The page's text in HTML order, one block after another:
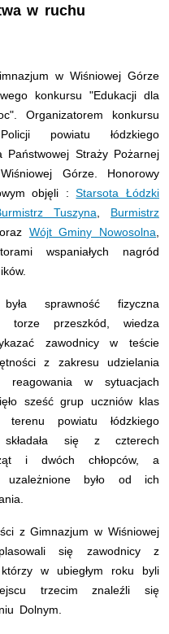
w ruchu
w Wiśniowej Górze
konkursu "Edukacji dla
Organizatorem konkursu
powiatu łódzkiego
Państwowej Straży Pożarnej
Górze. Honorowy
objęli :Starsota Łódzki
Tuszyna
Burmistrz
oraz Wójt Gminy Nowosolna
wspaniałych nagród
sprawność fizyczna
torze przeszkód, wiedza
zawodnicy w teście
z zakresu udzielania
reagowania w sytuacjach
sześć grup uczniów klas
powiatu łódzkiego
się z czterech
i dwóch chłopców, a
uzależnione było od ich
z Gimnazjum w Wiśniowej
się zawodnicy z
w ubiegłym roku byli
trzecim znaleźli się
Dolnym.